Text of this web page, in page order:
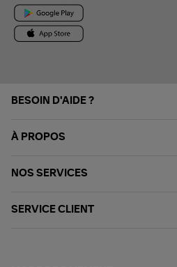
BESOIN D'AIDE ?
À PROPOS
NOS SERVICES
SERVICE CLIENT